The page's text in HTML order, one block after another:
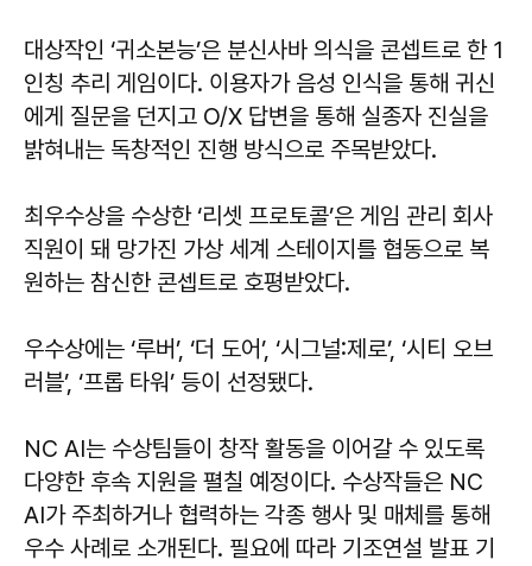
대상작인 ‘귀소본능’은 분신사바 의식을 콘셉트로 한 1
인칭 추리 게임이다. 이용자가 음성 인식을 통해 귀신
에게 질문을 던지고 O/X 답변을 통해 실종자 진실을
밝혀내는 독창적인 진행 방식으로 주목받았다.
최우수상을 수상한 ‘리셋 프로토콜’은 게임 관리 회사
직원이 돼 망가진 가상 세계 스테이지를 협동으로 복
원하는 참신한 콘셉트로 호평받았다.
우수상에는 ‘루버’, ‘더 도어’, ‘시그널:제로’, ‘시티 오브
러블’, ‘프롭 타워’ 등이 선정됐다.
NC AI는 수상팀들이 창작 활동을 이어갈 수 있도록
다양한 후속 지원을 펼칠 예정이다. 수상작들은 NC
AI가 주최하거나 협력하는 각종 행사 및 매체를 통해
우수 사례로 소개된다. 필요에 따라 기조연설 발표 기